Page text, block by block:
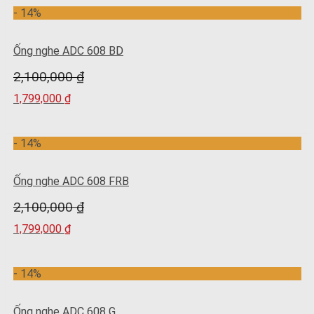
- 14%
Ống nghe ADC 608 BD
2,100,000₫
1,799,000 ₫
- 14%
Ống nghe ADC 608 FRB
2,100,000₫
1,799,000 ₫
- 14%
Ống nghe ADC 608 G